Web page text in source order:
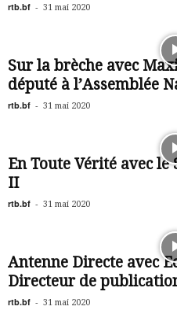
rtb.bf - 31 mai 2020
Sur la brèche avec
député à l’Assemblée
rtb.bf - 31 mai 2020
En Toute Vérité avec
II
rtb.bf - 31 mai 2020
Antenne Directe avec
Directeur de
rtb.bf - 31 mai 2020